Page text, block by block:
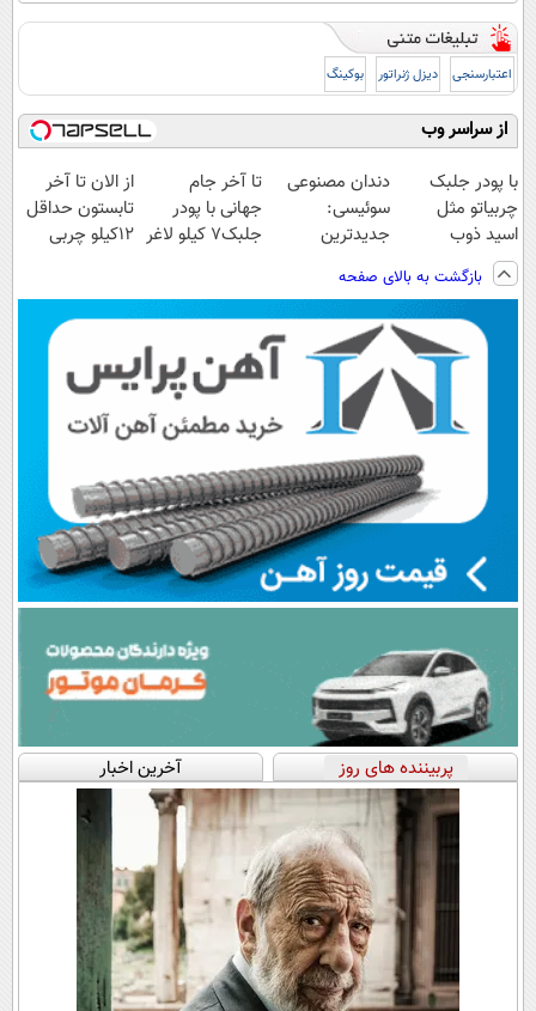
اعتبارسنجی دیزل ژنراتور بوکینگ
از سراسر وب
با پودر جلبک
چربیاتو مثل
اسید ذوب
کن(تخفیف تا
امشب)
دندان مصنوعی
سوئیسی:
جدیدترین
سبک و مقاوم |
پرداخت قسطی
تا آخر جام
جهانی با پودر
جلبک7 کیلو لاغر
از الان تا آخر
تابستون حداقل
12کیلو چربی
بازگشت به بالای صفحه
پربیننده های روز آخرین اخبار